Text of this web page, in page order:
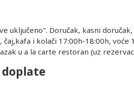
uključeno". Doručak, kasni
čaj,kafa i kolači 17:00h-18:00h,
u a la carte restoran (uz